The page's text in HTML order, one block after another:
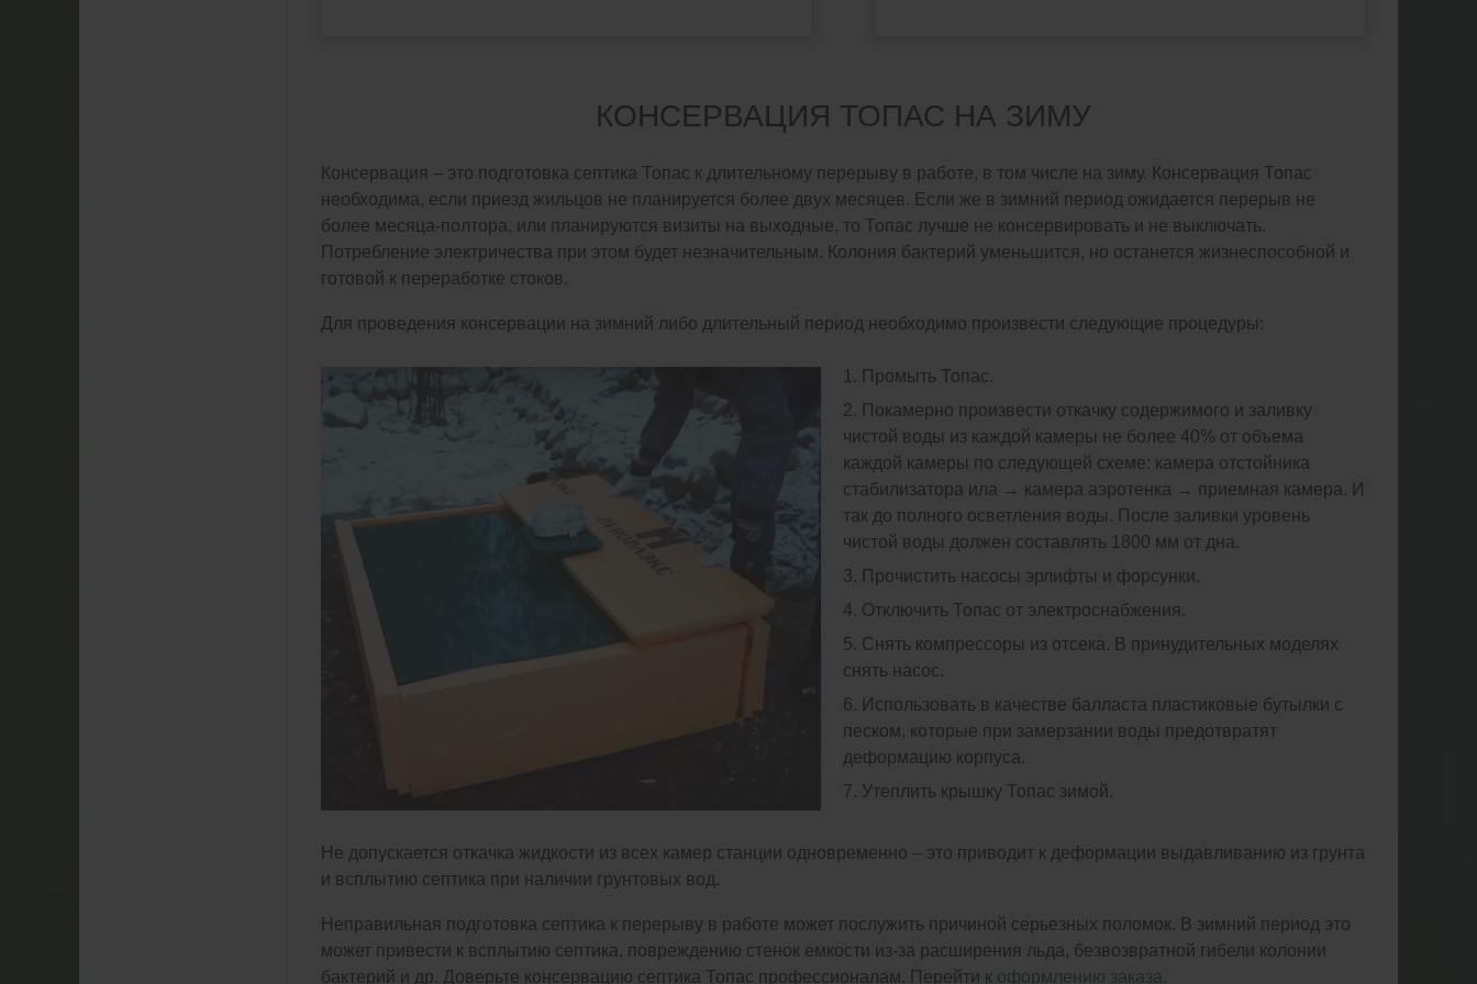
КОНСЕРВАЦИЯ ТОПАС НА ЗИМУ
Консервация – это подготовка септика Топас к длительному перерыву в работе, в том числе на зиму. Консервация Топас
необходима, если приезд жильцов не планируется более двух месяцев. Если же в зимний период ожидается перерыв не
более месяца-полтора, или планируются визиты на выходные, то Топас лучше не консервировать и не выключать.
Потребление электричества при этом будет незначительным. Колония бактерий уменьшится, но останется жизнеспособной и
готовой к переработке стоков.
Для проведения консервации на зимний либо длительный период необходимо произвести следующие процедуры:
1. Промыть Топас.
2. Покамерно произвести откачку содержимого и заливку
чистой воды из каждой камеры не более 40% от объема
каждой камеры по следующей схеме: камера отстойника
стабилизатора ила → камера аэротенка → приемная камера. И
так до полного осветления воды. После заливки уровень
чистой воды должен составлять 1800 мм от дна.
3. Прочистить насосы эрлифты и форсунки.
4. Отключить Топас от электроснабжения.
5. Снять компрессоры из отсека. В принудительных моделях
снять насос.
6. Использовать в качестве балласта пластиковые бутылки с
песком, которые при замерзании воды предотвратят
деформацию корпуса.
7. Утеплить крышку Топас зимой.
Не допускается откачка жидкости из всех камер станции одновременно – это приводит к деформации выдавливанию из грунта
и всплытию септика при наличии грунтовых вод.
Неправильная подготовка септика к перерыву в работе может послужить причиной серьезных поломок. В зимний период это
может привести к всплытию септика, повреждению стенок емкости из-за расширения льда, безвозвратной гибели колонии
бактерий и др. Доверьте консервацию септика Топас профессионалам. Перейти к оформлению заказа.